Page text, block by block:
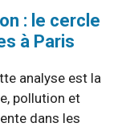
: le cercle
à Paris
analyse est la
pollution et
dans les